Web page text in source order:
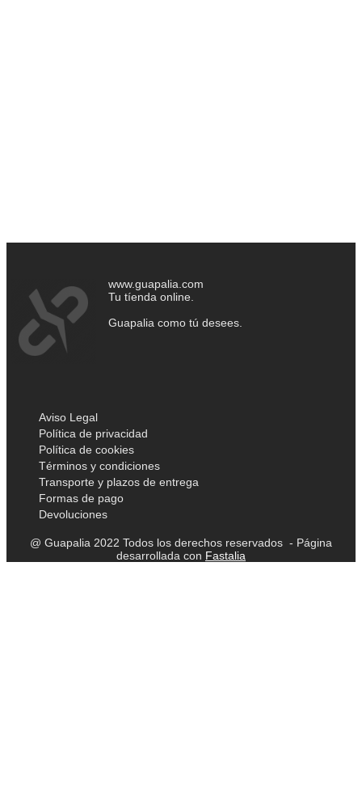
www.guapalia.com
Tu tíenda online.
Guapalia como tú desees.
Aviso Legal
Política de privacidad
Política de cookies
Términos y condiciones
Transporte y plazos de entrega
Formas de pago
Devoluciones
@ Guapalia 2022 Todos los derechos reservados - Página
desarrollada con Fastalia